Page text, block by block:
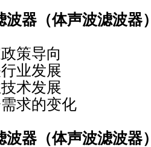
波器（体声波滤波器
策导向
业发展
术发展
求的变化
波器（体声波滤波器